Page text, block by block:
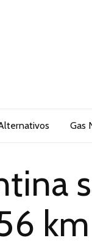
Gas